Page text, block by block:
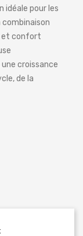
idéale pour les
et confort
croissance
de la